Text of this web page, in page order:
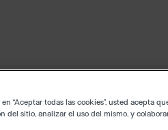
“Aceptar todas las cookies”, usted acepta
del sitio, analizar el uso del mismo, y